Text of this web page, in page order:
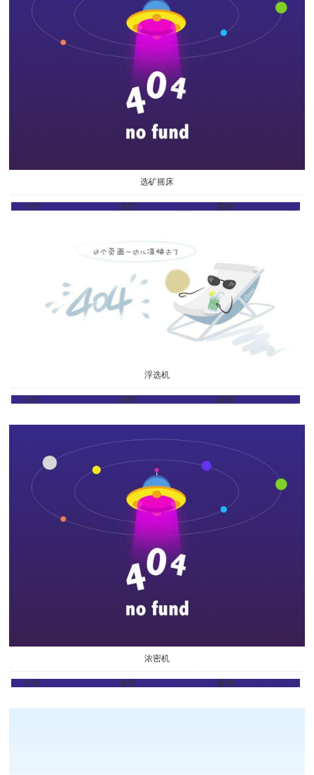
选矿摇床
介绍 参数 案例
浮选机
介绍 参数 案例
浓密机
介绍 参数 案例